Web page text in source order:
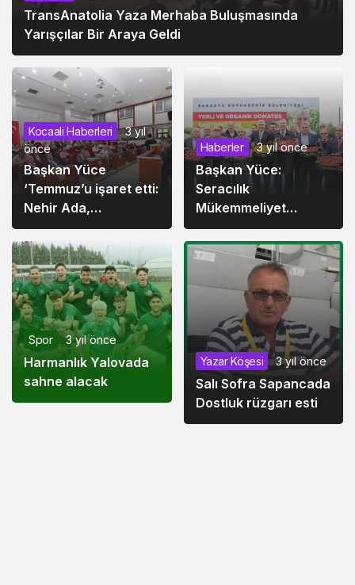
TransAnatolia Yaza Merhaba Buluşmasında
Yarışçılar Bir Araya Geldi
Kocaali Haberleri
3 yıl
önce
Başkan Yüce
‘Temmuz’u işaret etti:
Nehir Ada,
Mithatpaşa Garı ve
Kocaali Sahili’nde
işlem başlıyor
Haberler 3 yıl önce
Başkan Yüce:
Seracılık
Mükemmeliyet
Merkezi Türkiye’de
örnektir
Büyükşehir’in yerli ve
organik domatesleri
vatandaşla buluştu
Spor 3 yıl önce
Harmanlık Yalovada
sahne alacak
Yazar Köşesi 3 yıl önce
Salı Sofra Sapancada
Dostluk rüzgarı esti